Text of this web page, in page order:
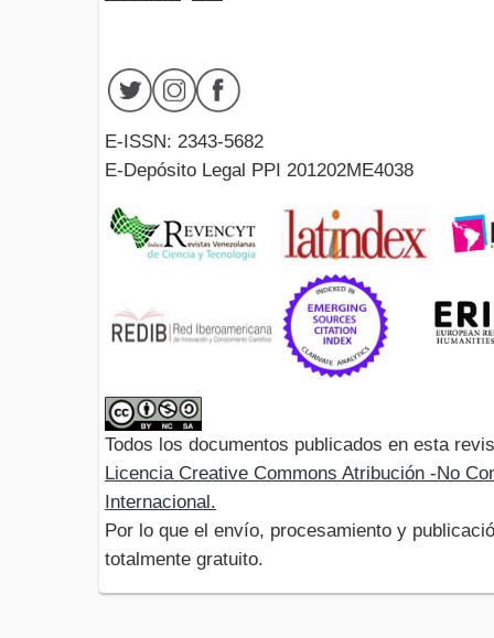
E-ISSN: 2343-5682
E-Depósito Legal PPI 201202ME4038
Todos los documentos publicados en esta
Licencia Creative Commons Atribución -No
Internacional.
Por lo que el envío, procesamiento y
totalmente gratuito.